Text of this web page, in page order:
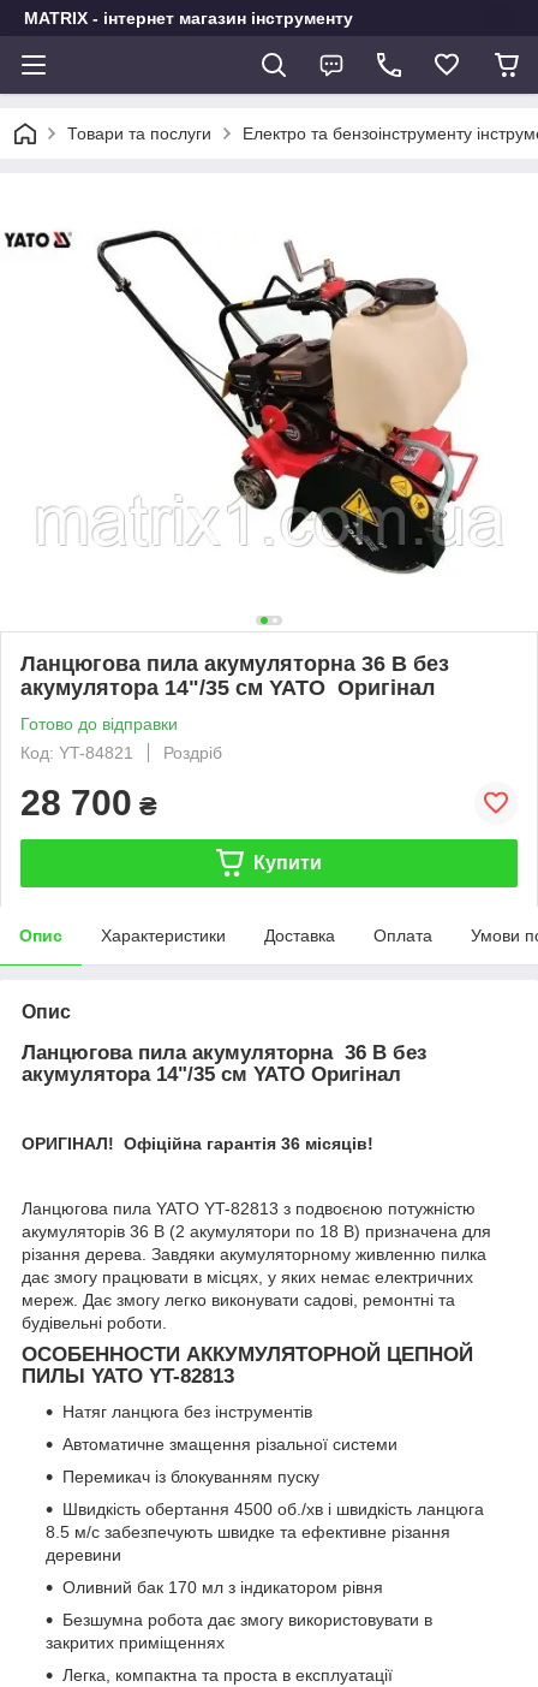
MATRIX - інтернет магазин інструменту
Товари та послуги Електро та бензоінструменту
Ланцюгова пила акумуляторна 36 В без
акумулятора 14"/35 см YATO Оригінал
Готово до відправки
Код: YT-84821
Роздріб
28 700 ₴
Купити
Опис Характеристики Доставка Оплата Умови
Опис
Ланцюгова пила акумуляторна 36 В без
акумулятора 14"/35 см YATO Оригінал
ОРИГІНАЛ! Офіційна гарантія 36 місяців!
Ланцюгова пила YATO YT-82813 з подвоєною потужністю
акумуляторів 36 В (2 акумулятори по 18 В) призначена для
різання дерева. Завдяки акумуляторному живленню пилка
дає змогу працювати в місцях, у яких немає електричних
мереж. Дає змогу легко виконувати садові, ремонтні та
будівельні роботи.
ОСОБЕННОСТИ АККУМУЛЯТОРНОЙ ЦЕПНОЙ
ПИЛЫ YATO YT-82813
Натяг ланцюга без інструментів
Автоматичне змащення різальної системи
Перемикач із блокуванням пуску
Швидкість обертання 4500 об./хв і швидкість ланцюга
8.5 м/с забезпечують швидке та ефективне різання
деревини
Оливний бак 170 мл з індикатором рівня
Безшумна робота дає змогу використовувати в
закритих приміщеннях
Легка, компактна та проста в експлуатації